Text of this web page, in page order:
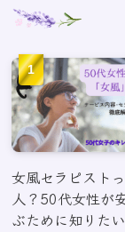
女風セラピスト
人？50代女性が
ぶために知りた